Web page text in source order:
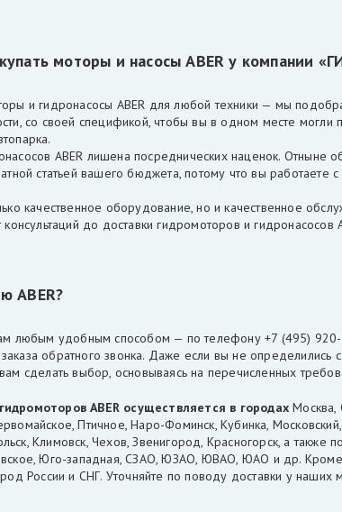
моторы и насосы ABER у компании
и гидронасосы ABER для любой техники — мы
со своей спецификой, чтобы вы в одном месте могли
ABER лишена посреднических наценок. Отныне
статьей вашего бюджета, потому что вы работаете
качественное оборудование, но и качественное
до доставки гидромоторов и гидронасосов
ABER?
любым удобным способом — по телефону +7 (495)
обратного звонка. Даже если вы не определились
сделать выбор, основываясь на перечисленных
ABER осуществляется в городахМосква,
Птичное, Наро-Фоминск, Кубинка,
Климовск, Чехов, Звенигород, Красногорск, а также
Юго-западная, СЗАО, ЮЗАО, ЮВАО, ЮАО и др.
России и СНГ. Уточняйте по поводу доставки у наших